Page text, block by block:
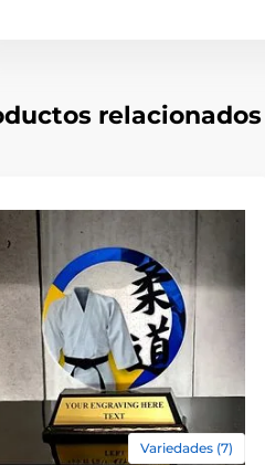
relacionados
Variedades (7)